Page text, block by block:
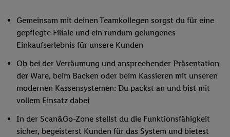
Gemeinsam mit deinen Teamkollegen sorgst du für eine
gepflegte Filiale und ein rundum gelungenes
Einkaufserlebnis für unsere Kunden
Ob bei der Verräumung und ansprechender Präsentation
der Ware, beim Backen oder beim Kassieren mit unseren
modernen Kassensystemen: Du packst an und bist mit
vollem Einsatz dabei
In der Scan&Go-Zone stellst du die Funktionsfähigkeit
sicher, begeisterst Kunden für das System und bietest